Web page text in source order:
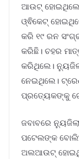
ଆଉଟ୍
ଓ୍ଵିକେଟ୍
କରି ୧୯ ରନ
କରିଛି। ଚହର
କରିଥିଲେ।
ନେଇଥିଲେ।
ପ୍ରତ୍ୟେକଙ୍କୁ
ଜବାବରେ
ପଟେଲଙ୍କ
ଅଲଆଉଟ୍